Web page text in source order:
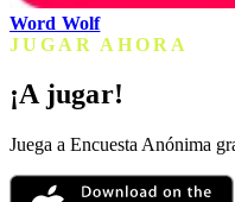
Word Wolf
JUGAR AHORA
¡A jugar!
Juega a Encuesta Anónima